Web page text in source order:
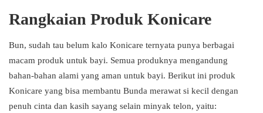
Rangkaian Produk Konicare
Bun, sudah tau belum kalo Konicare ternyata punya berbagai
macam produk untuk bayi. Semua produknya mengandung
bahan-bahan alami yang aman untuk bayi. Berikut ini produk
Konicare yang bisa membantu Bunda merawat si kecil dengan
penuh cinta dan kasih sayang selain minyak telon, yaitu: